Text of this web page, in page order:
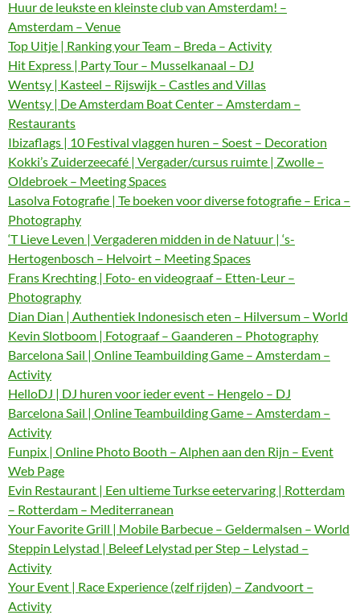
Huur de leukste en kleinste club van Amsterdam! –
Amsterdam – Venue
Top Uitje | Ranking your Team – Breda – Activity
Hit Express | Party Tour – Musselkanaal – DJ
Wentsy | Kasteel – Rijswijk – Castles and Villas
Wentsy | De Amsterdam Boat Center – Amsterdam –
Restaurants
Ibizaflags | 10 Festival vlaggen huren – Soest – Decoration
Kokki’s Zuiderzeecafé | Vergader/cursus ruimte | Zwolle –
Oldebroek – Meeting Spaces
Lasolva Fotografie | Te boeken voor diverse fotografie – Erica –
Photography
‘T Lieve Leven | Vergaderen midden in de Natuur | ‘s-
Hertogenbosch – Helvoirt – Meeting Spaces
Frans Krechting | Foto- en videograaf – Etten-Leur –
Photography
Dian Dian | Authentiek Indonesisch eten – Hilversum – World
Kevin Slotboom | Fotograaf – Gaanderen – Photography
Barcelona Sail | Online Teambuilding Game – Amsterdam –
Activity
HelloDJ | DJ huren voor ieder event – Hengelo – DJ
Barcelona Sail | Online Teambuilding Game – Amsterdam –
Activity
Funpix | Online Photo Booth – Alphen aan den Rijn – Event
Web Page
Evin Restaurant | Een ultieme Turkse eetervaring | Rotterdam
– Rotterdam – Mediterranean
Your Favorite Grill | Mobile Barbecue – Geldermalsen – World
Steppin Lelystad | Beleef Lelystad per Step – Lelystad –
Activity
Your Event | Race Experience (zelf rijden) – Zandvoort –
Activity